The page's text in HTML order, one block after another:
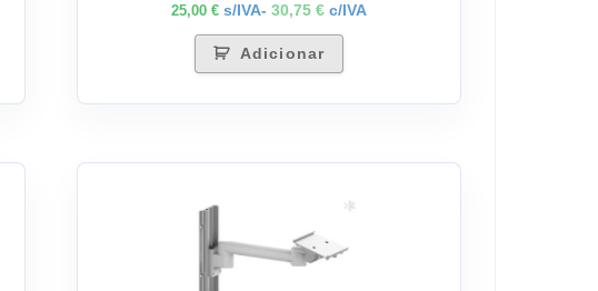
25,00€ s/IVA-30,75€ c/IVA
Adicionar